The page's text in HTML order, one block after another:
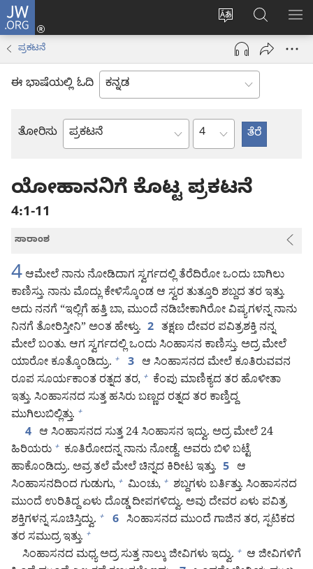
JW.ORG
ವೆಬ್‌ಸೈಟ್‌ನ
ಭಾಷೆಯನ್ನು
ಬದಲಿಸು
ಲಾಗ್
ಇನ್
(opens
new
ಹುಡುಕಿ
ಪ್ರಕಟನೆ
ಈ ಭಾಷೆಯಲ್ಲಿ ಓದಿ
ತೋರಿಸು
ಬೈಬಲ್
ಅಧ್ಯಾಯ
ಯೋಹಾನನಿಗೆ ಕೊಟ್ಟ ಪ್ರಕಟನೆ
4:1-11
ಸಾರಾಂಶ
4ಆಮೇಲೆ ನಾನು ನೋಡಿದಾಗ ಸ್ವರ್ಗದಲ್ಲಿ ತೆರೆದಿರೋ ಒಂದು ಬಾಗಿಲು
ಕಾಣಿಸ್ತು. ನಾನು ಮೊದ್ಲು ಕೇಳಿಸ್ಕೊಂಡ ಆ ಸ್ವರ ತುತ್ತೂರಿ ಶಬ್ದದ ತರ ಇತ್ತು.
ಅದು ನನಗೆ “ಇಲ್ಲಿಗೆ ಹತ್ತಿ ಬಾ, ಮುಂದೆ ನಡಿಬೇಕಾಗಿರೋ ವಿಷ್ಯಗಳನ್ನ ನಾನು
ನಿನಗೆ ತೋರಿಸ್ತೀನಿ” ಅಂತ ಹೇಳ್ತು. 2 ತಕ್ಷಣ ದೇವರ ಪವಿತ್ರಶಕ್ತಿ ನನ್ನ
ಮೇಲೆ ಬಂತು. ಆಗ ಸ್ವರ್ಗದಲ್ಲಿ ಒಂದು ಸಿಂಹಾಸನ ಕಾಣಿಸ್ತು. ಅದ್ರ ಮೇಲೆ
ಯಾರೋ ಕೂತ್ಕೊಂಡಿದ್ರು. + 3 ಆ ಸಿಂಹಾಸನದ ಮೇಲೆ ಕೂತಿರುವವನ
ರೂಪ ಸೂರ್ಯಕಾಂತ ರತ್ನದ ತರ, + ಕೆಂಪು ಮಾಣಿಕ್ಯದ ತರ ಹೊಳೀತಾ
ಇತ್ತು. ಸಿಂಹಾಸನದ ಸುತ್ತ ಹಸಿರು ಬಣ್ಣದ ರತ್ನದ ತರ ಕಾಣ್ತಿದ್ದ
ಮುಗಿಲುಬಿಲ್ಲಿತ್ತು. +
4 ಆ ಸಿಂಹಾಸನದ ಸುತ್ತ 24 ಸಿಂಹಾಸನ ಇದ್ವು. ಅದ್ರ ಮೇಲೆ 24
ಹಿರಿಯರು + ಕೂತಿರೋದನ್ನ ನಾನು ನೋಡ್ದೆ. ಅವರು ಬಿಳಿ ಬಟ್ಟೆ
ಹಾಕೊಂಡಿದ್ರು. ಅವ್ರ ತಲೆ ಮೇಲೆ ಚಿನ್ನದ ಕಿರೀಟ ಇತ್ತು. 5 ಆ
ಸಿಂಹಾಸನದಿಂದ ಗುಡುಗು, + ಮಿಂಚು, + ಶಬ್ದಗಳು ಬರ್ತಿತ್ತು. ಸಿಂಹಾಸನದ
ಮುಂದೆ ಉರಿತಿದ್ದ ಏಳು ದೊಡ್ಡ ದೀಪಗಳಿದ್ವು. ಅವು ದೇವರ ಏಳು ಪವಿತ್ರ
ಶಕ್ತಿಗಳನ್ನ ಸೂಚಿಸ್ತಿದ್ವು. + 6 ಸಿಂಹಾಸನದ ಮುಂದೆ ಗಾಜಿನ ತರ, ಸ್ಪಟಿಕದ
ತರ ಸಮುದ್ರ ಇತ್ತು. +
ಸಿಂಹಾಸನದ ಮಧ್ಯ ಅದ್ರ ಸುತ್ತ ನಾಲ್ಕು ಜೀವಿಗಳು ಇದ್ವು. + ಆ ಜೀವಿಗಳಿಗೆ